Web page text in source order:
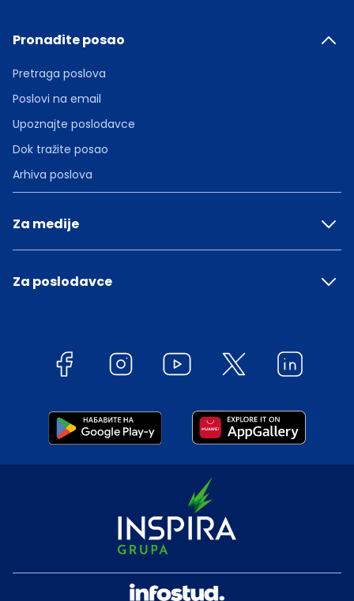
Pronađite posao
Pretraga poslova
Poslovi na email
Upoznajte poslodavce
Dok tražite posao
Arhiva poslova
Za medije
Za poslodavce